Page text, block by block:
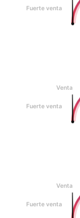
Venta
Fuerte venta
Fuerte venta
Venta
Fuerte venta